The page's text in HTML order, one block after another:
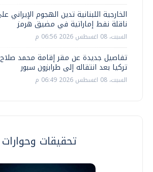
الخارجية اللبنانية تدين الهجوم الإيراني
ناقلة نفط إماراتية في مضيق هرمز
السبت، 08 اغسطس 2026 06:56 م
تفاصيل جديدة عن مقر إقامة محمد
تركيا بعد انتقاله إلى طرابزون سبور
السبت، 08 اغسطس 2026 06:49 م
تحقيقات وحوارات